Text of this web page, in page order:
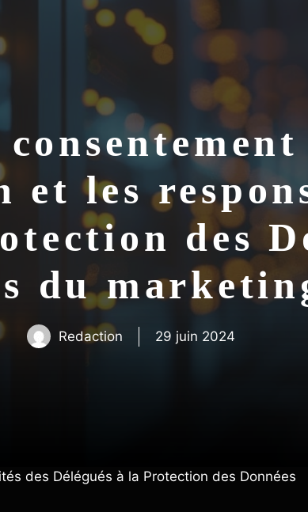
et les
des
du
Redaction 29 juin 2024
des Délégués à la Protection des Données